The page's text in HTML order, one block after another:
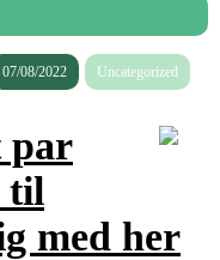
07/08/2022 Uncategorized
par
til
med her